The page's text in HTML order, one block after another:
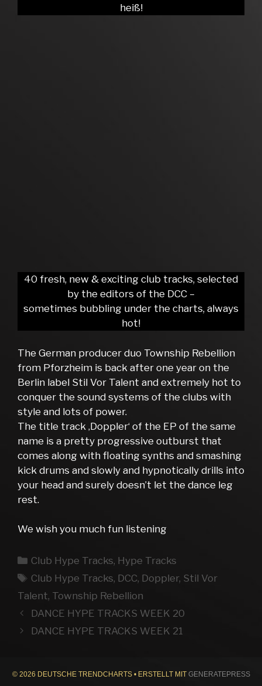
heiß!
40 fresh, new & exciting club tracks, selected
by the editors of the DCC –
sometimes bubbling under the charts, always
hot!
The German producer duo Township Rebellion
from Pforzheim is back after one year on the
Berlin label Stil Vor Talent and extremely hot to
conquer the sound systems of the clubs with
style and lots of power.
The title track ‚Doppler‘ of the EP of the same
name is a pretty progressive outburst that
comes along with floating synths and smashing
kick drums and slowly and hypnotically drills into
your head and surely doesn’t let the dance leg
rest.
We wish you much fun listening
Kategorien
Club Hype Tracks, Hype Tracks
Schlagwörter
Club Hype Tracks, DCC, Doppler, Stil Vor
Talent, Township Rebellion
DANCE HYPE TRACKS WEEK 20
DANCE HYPE TRACKS WEEK 21
© 2026 DEUTSCHE TRENDCHARTS• ERSTELLT MIT GENERATEPRESS